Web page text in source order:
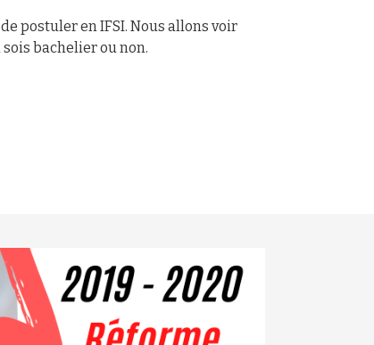
postuler en IFSI. Nous allons voir
bachelier ou non.